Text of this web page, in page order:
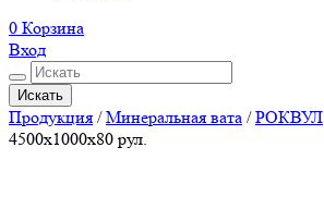
0 Корзина
Вход
Искать
Продукция /Минеральная вата /РОКВУЛ
4500x1000x80 рул.